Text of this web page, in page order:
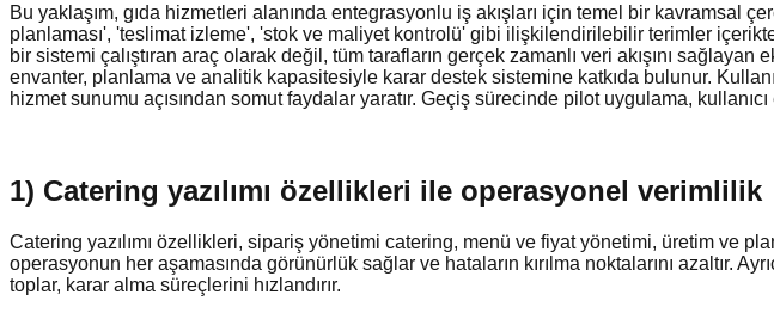
Bu yaklaşım, gıda hizmetleri alanında entegrasyonlu iş akışları için temel bir
planlaması', 'teslimat izleme', 'stok ve maliyet kontrolü' gibi ilişkilendirilebilir terimler
bir sistemi çalıştıran araç olarak değil, tüm tarafların gerçek zamanlı veri akışını
envanter, planlama ve analitik kapasitesiyle karar destek sistemine katkıda bulunur.
hizmet sunumu açısından somut faydalar yaratır. Geçiş sürecinde pilot uygulama,
1) Catering yazılımı özellikleri ile operasyonel verimlilik
Catering yazılımı özellikleri, sipariş yönetimi catering, menü ve fiyat yönetimi, üretim ve
operasyonun her aşamasında görünürlük sağlar ve hataların kırılma noktalarını azaltır.
toplar, karar alma süreçlerini hızlandırır.